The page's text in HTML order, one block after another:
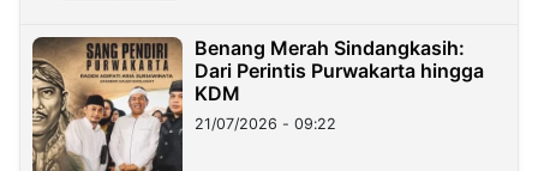
Benang Merah Sindangkasih:
Dari Perintis Purwakarta hingga
KDM
21/07/2026 - 09:22